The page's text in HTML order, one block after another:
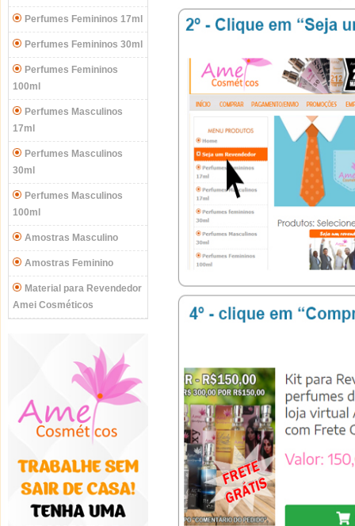
Perfumes Femininos 17ml
Perfumes Femininos 30ml
Perfumes Femininos
100ml
Perfumes Masculinos
17ml
Perfumes Masculinos
30ml
Perfumes Masculinos
100ml
Amostras Masculino
Amostras Feminino
Material para Revendedor
Amei Cosméticos